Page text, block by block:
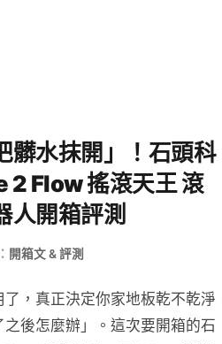
髒水抹開」！石頭科
2 Flow 搖滾天王 滾
人開箱評測
開箱文 & 評測
，真正決定你家地板乾不乾淨
後怎麼辦」。這次要開箱的石